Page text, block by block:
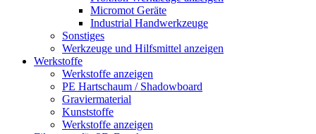
Micromot Geräte
Industrial Handwerkzeuge
Sonstiges
Werkzeuge und Hilfsmittel anzeigen
Werkstoffe
Werkstoffe anzeigen
PE Hartschaum / Shadowboard
Graviermaterial
Kunststoffe
Werkstoffe anzeigen